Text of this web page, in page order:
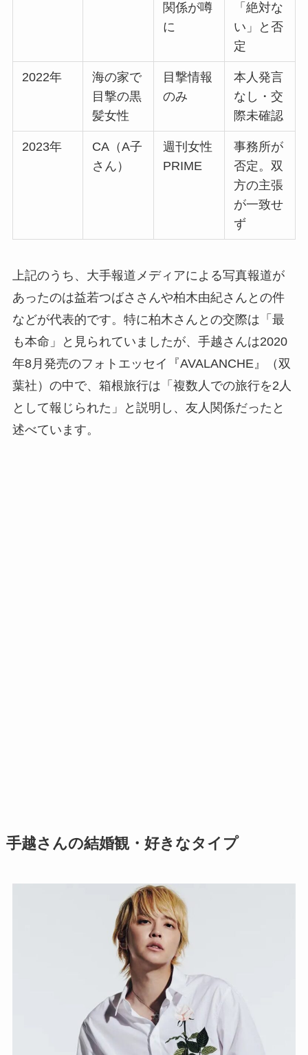
関係が噂
に
「絶対な
い」と否
定
2022年
海の家で
目撃の黒
髪女性
目撃情報
のみ
本人発言
なし・交
際未確認
2023年
CA（A子
さん）
週刊女性
PRIME
事務所が
否定。双
方の主張
が一致せ
ず
上記のうち、大手報道メディアによる写真報道が
あったのは益若つばささんや柏木由紀さんとの件
などが代表的です。特に柏木さんとの交際は「最
も本命」と見られていましたが、手越さんは2020
年8月発売のフォトエッセイ『AVALANCHE』（双
葉社）の中で、箱根旅行は「複数人での旅行を2人
として報じられた」と説明し、友人関係だったと
述べています。
手越さんの結婚観・好きなタイプ